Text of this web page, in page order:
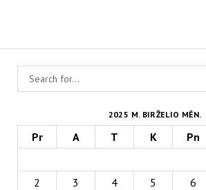
2025 M. BIRŽELIO MĖN.
Pr A T K Pn
2
3 4 5 6